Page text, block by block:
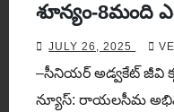
శూన్యం-8మంది
JULY 26, 2025
–సీనియర్ అడ్వకేట్ జీవి
న్యూస్: రాయలసీమ